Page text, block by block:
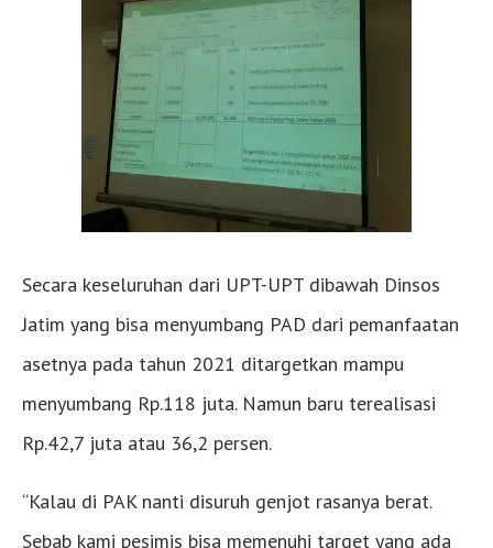
Secara keseluruhan dari UPT-UPT dibawah Dinsos
Jatim yang bisa menyumbang PAD dari pemanfaatan
asetnya pada tahun 2021 ditargetkan mampu
menyumbang Rp.118 juta. Namun baru terealisasi
Rp.42,7 juta atau 36,2 persen.
“Kalau di PAK nanti disuruh genjot rasanya berat.
Sebab kami pesimis bisa memenuhi target yang ada